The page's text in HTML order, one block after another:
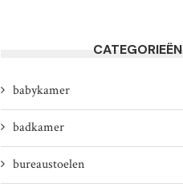
CATEGORIEËN
babykamer
badkamer
bureaustoelen